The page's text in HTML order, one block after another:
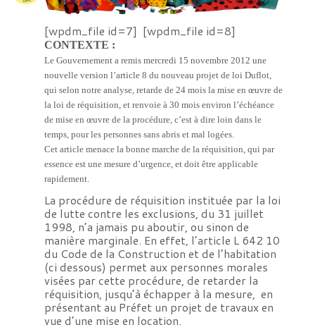
[wpdm_file id=7] [wpdm_file id=8]
CONTEXTE :
Le Gouvernement a remis mercredi 15 novembre 2012 une
nouvelle version l’article 8 du nouveau projet de loi Duflot,
qui selon notre analyse, retarde de 24 mois la mise en œuvre de
la loi de réquisition, et renvoie à 30 mois environ l’échéance
de mise en œuvre de la procédure, c’est à dire loin dans le
temps, pour les personnes sans abris et mal logées.
Cet article menace la bonne marche de la réquisition, qui par
essence est une mesure d’urgence, et doit être applicable
rapidement.
La procédure de réquisition instituée par la loi
de lutte contre les exclusions, du 31 juillet
1998, n’a jamais pu aboutir, ou sinon de
manière marginale. En effet, l’article L 642 10
du Code de la Construction et de l’habitation
(ci dessous) permet aux personnes morales
visées par cette procédure, de retarder la
réquisition, jusqu’à échapper à la mesure, en
présentant au Préfet un projet de travaux en
vue d’une mise en location.